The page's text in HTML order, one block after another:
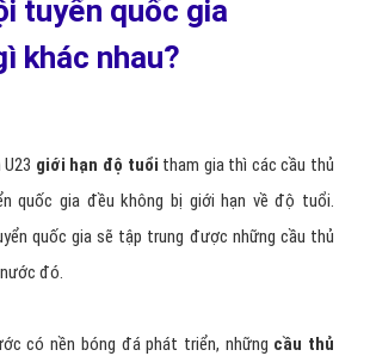
tuyển quốc gia
khác nhau?
giới hạn độ tuổi tham gia thì các cầu thủ
quốc gia đều không bị giới hạn về độ tuổi.
quốc gia sẽ tập trung được những cầu thủ
đó.
có nền bóng đá phát triển, những cầu thủ